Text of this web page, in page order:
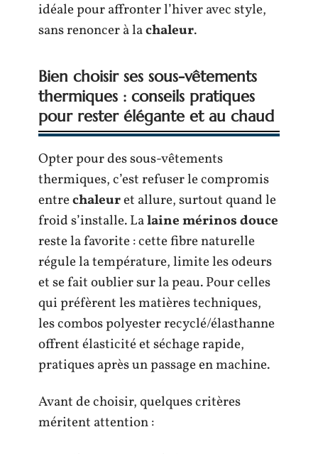
idéale pour affronter l’hiver avec style,
sans renoncer à lachaleur.
Bien choisir ses sous-vêtements
thermiques : conseils pratiques
pour rester élégante et au chaud
Opter pour des sous-vêtements
thermiques, c’est refuser le compromis
entrechaleuret allure, surtout quand le
froid s’installe. Lalaine mérinos douce
reste la favorite : cette fibre naturelle
régule la température, limite les odeurs
et se fait oublier sur la peau. Pour celles
qui préfèrent les matières techniques,
les combos polyester recyclé/élasthanne
offrent élasticité et séchage rapide,
pratiques après un passage en machine.
Avant de choisir, quelques critères
méritent attention :